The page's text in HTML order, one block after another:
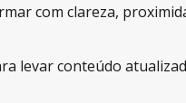
com clareza,
levar conteúdo